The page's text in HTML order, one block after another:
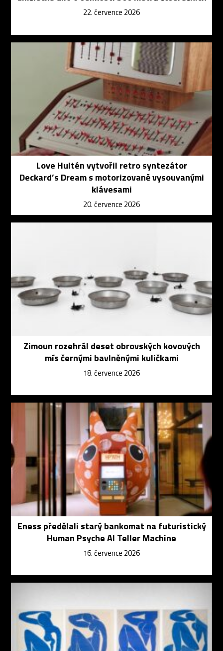
22. července 2026
Love Hultén vytvořil retro syntezátor
Deckard’s Dream s motorizovaně vysouvanými
klávesami
20. července 2026
Zimoun rozehrál deset obrovských kovových
mís černými bavlněnými kuličkami
18. července 2026
Eness předělali starý bankomat na futuristický
Human Psyche AI Teller Machine
16. července 2026